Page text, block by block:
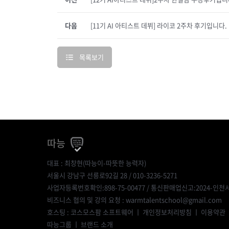
[11기 AI 아티스트 데뷔] 라이코 2주차 후기입니다.
다음
목록보기
따능
대표 : 최창현(따능이-따뜻한 능력자)
서울시 강남구 선릉로92길 28 / 010-3236-5271
사업자등록번호확인:898-75-00477 / 통신판매업신고:2024-인천
비즈니스 협의 및 강의 요청 : warmtalentschool@gmail.com
호스팅 : 코스모스팜 소프트웨어 ㅣ 개인정보처리방침 ㅣ 이용약관
따능그룹 ㅣ 브랜드 소개